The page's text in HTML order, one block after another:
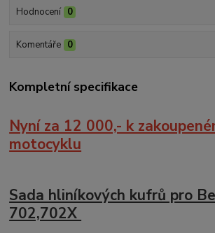
Hodnocení 0
Komentáře 0
Kompletní specifikace
Nyní za 12 000,- k
motocyklu
Sada hliníkových kufrů pro
702,702X